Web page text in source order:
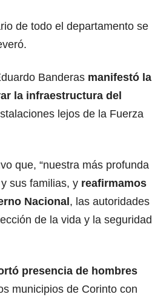
de todo el departamento se
Banderas manifestó la
la infraestructura del
lejos de la Fuerza
que, “nuestra más profunda
sus familias, y reafirmamos
Nacional , las autoridades
de la vida y la seguridad
presencia de hombres
municipios de Corinto con